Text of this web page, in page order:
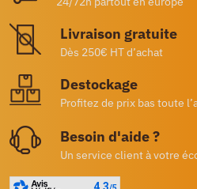
Livraison gratuite
Dès 250€ HT d’achat
Destockage
Profitez de prix bas toute
Besoin d'aide ?
Un service client à votre